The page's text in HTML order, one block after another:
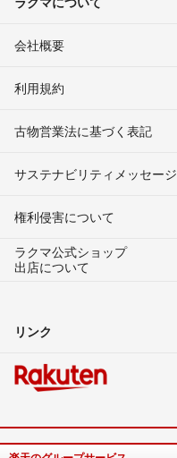
会社概要
利用規約
古物営業法に基づく表記
サステナビリティメッセージ
権利侵害について
ラクマ公式ショップ
出店について
リンク